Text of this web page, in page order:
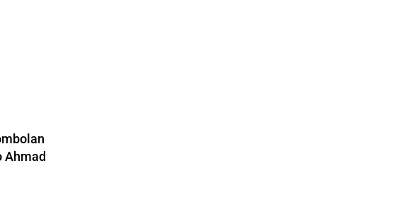
Ahmad